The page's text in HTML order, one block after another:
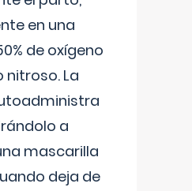
en una
de oxígeno
nitroso. La
a
mascarilla
deja de